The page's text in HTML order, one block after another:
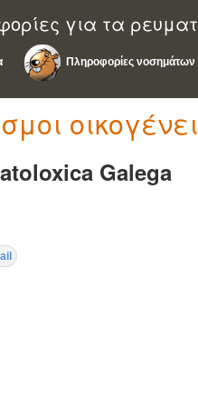
για τα
Πληροφορίες νοσημάτων
Galega